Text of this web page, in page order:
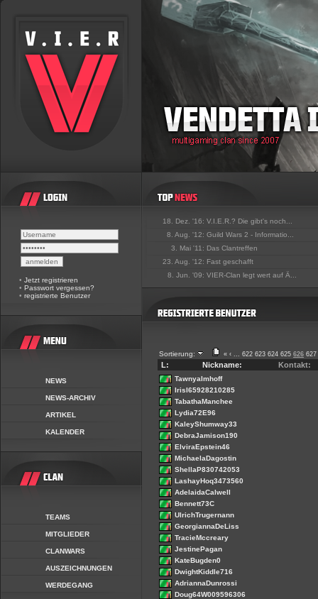
• Jetzt registrieren
• Passwort vergessen?
• registrierte Benutzer
NEWS
NEWS-ARCHIV
ARTIKEL
KALENDER
TEAMS
MITGLIEDER
CLANWARS
AUSZEICHNUNGEN
WERDEGANG
18. Dez. '16: V.I.E.R.? Die gibt's noch...
8. Aug. '12: Guild Wars 2 - Informatio...
3. Mai '11: Das Clantreffen
23. Aug. '12: Fast geschafft
8. Jun. '09: VIER-Clan legt wert auf Ä...
Sortierung: « ‹ ... 622 623 624 625 626 627
L: Nickname: Kontakt:
TawnyaImhoff
IrisI65928210285
TabathaManchee
Lydia72E96
KaleyShumway33
DebraJamison190
ElviraEpstein46
MichaelaDagostin
ShellaP830742053
LashayHoq3473560
AdelaidaCalwell
Bennett73C
UlrichTrugernann
GeorgiannaDeLiss
TracieMccreary
JestinePagan
KateBugden0
DwightKiddle716
AdriannaDunrossi
Doug64W009596306